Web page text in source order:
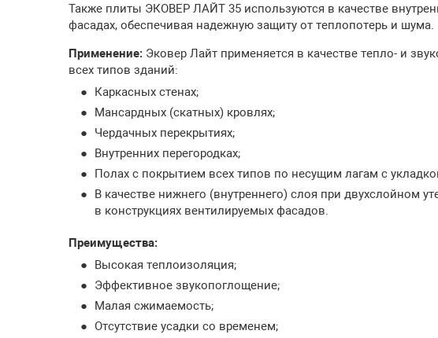
Также плиты ЭКОВЕР ЛАЙТ 35 используются в качестве
фасадах, обеспечивая надежную защиту от теплопотерь и шума.
Применение: Эковер Лайт применяется в качестве тепло- и
всех типов зданий:
Каркасных стенах;
Мансардных (скатных) кровлях;
Чердачных перекрытиях;
Внутренних перегородках;
Полах с покрытием всех типов по несущим лагам с
В качестве нижнего (внутреннего) слоя при двухслойном
в конструкциях вентилируемых фасадов.
Преимущества:
Высокая теплоизоляция;
Эффективное звукопоглощение;
Малая сжимаемость;
Отсутствие усадки со временем;